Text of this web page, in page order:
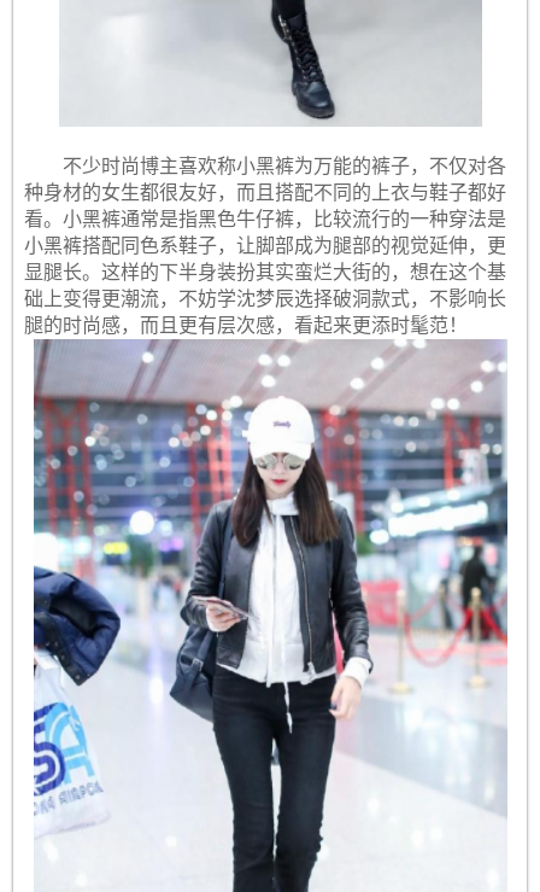
不少时尚博主喜欢称小黑裤为万能的裤子，不仅对各
种身材的女生都很友好，而且搭配不同的上衣与鞋子都好
看。小黑裤通常是指黑色牛仔裤，比较流行的一种穿法是
小黑裤搭配同色系鞋子，让脚部成为腿部的视觉延伸，更
显腿长。这样的下半身装扮其实蛮烂大街的，想在这个基
础上变得更潮流，不妨学沈梦辰选择破洞款式，不影响长
腿的时尚感，而且更有层次感，看起来更添时髦范！